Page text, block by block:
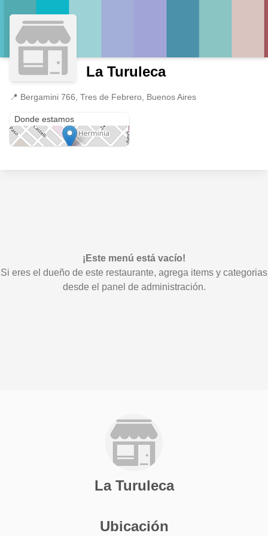
La Turuleca
📍 Bergamini 766, Tres de Febrero, Buenos Aires
Donde estamos
¡Este menú está vacío!
Si eres el dueño de este restaurante, agrega items y categorias
desde el panel de administración.
La Turuleca
Ubicación